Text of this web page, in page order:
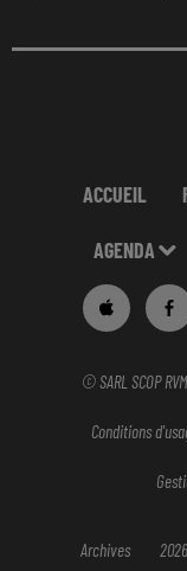
ACCUEIL
AGENDA
© SARL SCOP
Conditions
Archives 2026